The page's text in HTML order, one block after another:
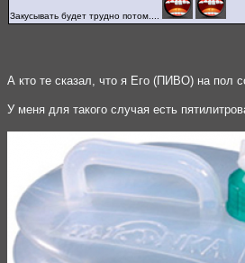
Закусывать будет трудно потом....
А кто те сказал, что я Его (ПИВО) на пол
У меня для такого случая есть